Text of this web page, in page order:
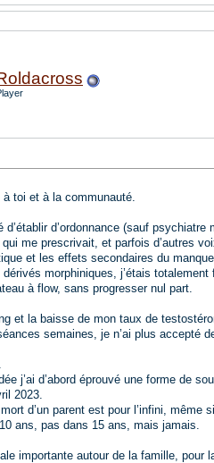
toi et à la communauté.
d’établir d’ordonnance (sauf
me prescrivait, et parfois d’autres
et les effets secondaires du
morphiniques, j’étais
à flow, sans progresser nul part.
et la baisse de mon taux de
semaines, je n’ai plus accepté
j’ai d’abord éprouvé une forme de
2023.
d’un parent est pour l’infini,
ans, pas dans 15 ans, mais jamais.
importante autour de la famille,